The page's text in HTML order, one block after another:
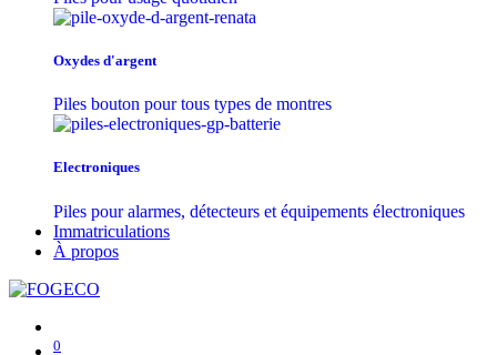
Oxydes d'argent
Piles bouton pour tous types de montres
Electroniques
Piles pour alarmes, détecteurs et équipements électroniques
Immatriculations
À propos
0